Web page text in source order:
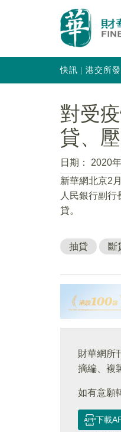
快訊 港交所
對受
貸、
日期：
2020
新華網北京2
人民銀行副
貸。
抽貸 斷
財華網所
摘編、複
如有意願
下載